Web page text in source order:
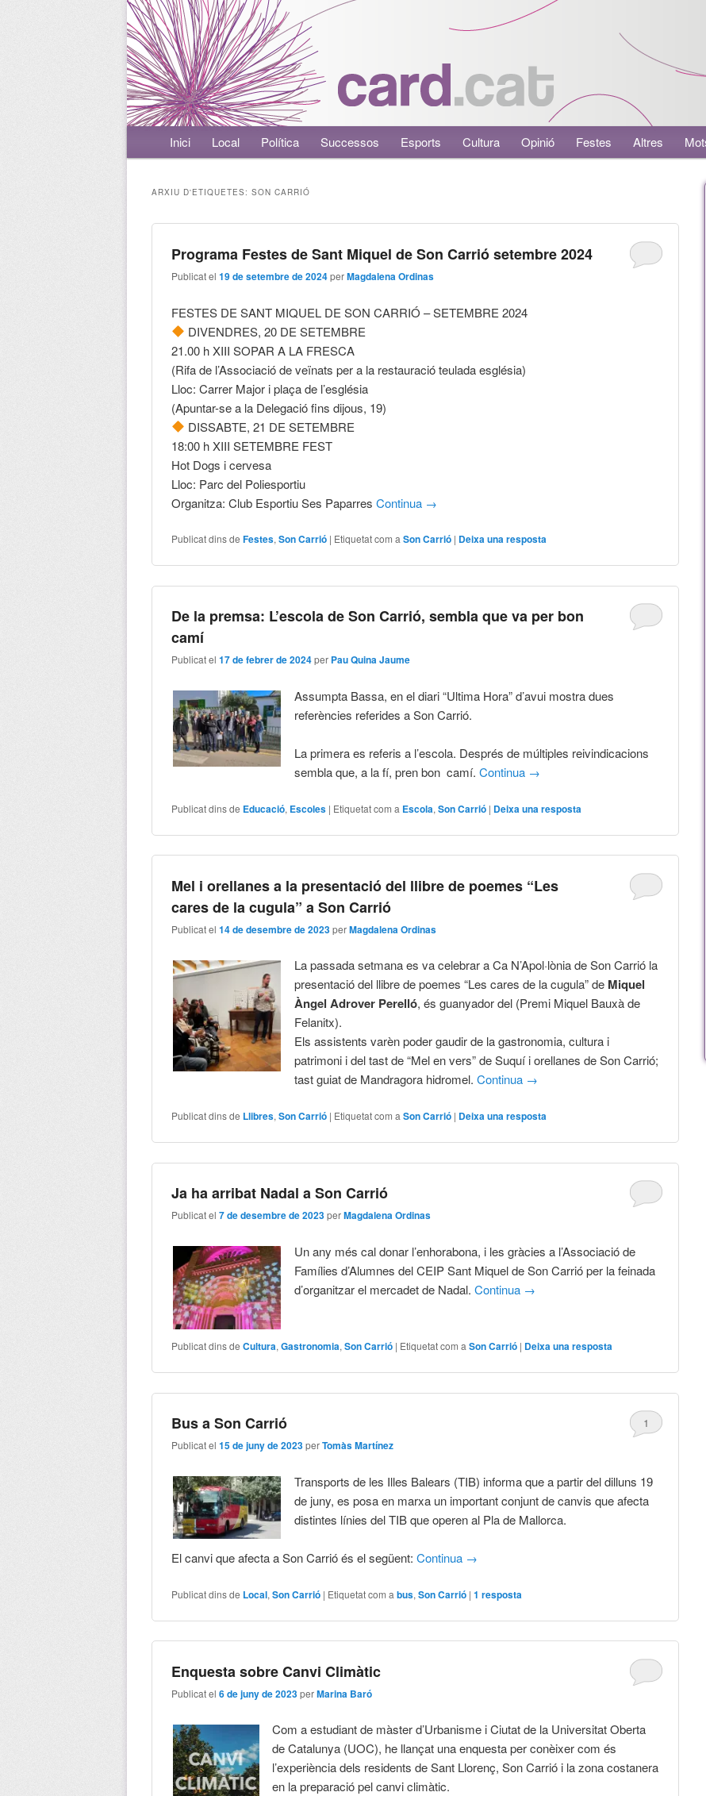
Menú principalAneu al contingut principal
Aneu al contingut secundari
Inici Local Política Successos Esports Cultura Opinió Festes Altres
ARXIU D'ETIQUETES: SON CARRIÓ
Programa Festes de Sant Miquel de Son Carrió setembre 2024
Publicat el19 de setembre de 2024perMagdalena Ordinas
FESTES DE SANT MIQUEL DE SON CARRIÓ – SETEMBRE 2024
DIVENDRES, 20 DE SETEMBRE
21.00 h XIII SOPAR A LA FRESCA
(Rifa de l’Associació de veïnats per a la restauració teulada església)
Lloc: Carrer Major i plaça de l’església
(Apuntar-se a la Delegació fins dijous, 19)
DISSABTE, 21 DE SETEMBRE
18:00 h XIII SETEMBRE FEST
Hot Dogs i cervesa
Lloc: Parc del Poliesportiu
Organitza: Club Esportiu Ses PaparresContinua →
Publicat dins de Festes,Son Carrió | Etiquetat com a Son Carrió | Deixa una resposta
De la premsa: L’escola de Son Carrió, sembla que va per bon
camí
Publicat el17 de febrer de 2024per Pau Quina Jaume
Assumpta Bassa, en el diari “Ultima Hora” d’avui mostra dues
referències referides a Son Carrió.
La primera es referis a l’escola. Després de múltiples reivindicacions
sembla que, a la fí, pren bon camí.Continua →
Publicat dins de Educació, Escoles | Etiquetat com a Escola,Son Carrió | Deixa una resposta
Mel i orellanes a la presentació del llibre de poemes “Les
cares de la cugula” a Son Carrió
Publicat el14 de desembre de 2023perMagdalena Ordinas
La passada setmana es va celebrar a Ca N’Apol·lònia de Son Carrió la
presentació del llibre de poemes “Les cares de la cugula” de Miquel
Àngel Adrover Perelló, és guanyador del (Premi Miquel Bauxà de
Felanitx).
Els assistents varèn poder gaudir de la gastronomia, cultura i
patrimoni i del tast de “Mel en vers” de Suquí i orellanes de Son Carrió;
tast guiat de Mandragora hidromel.Continua →
Publicat dins de Llibres,Son Carrió | Etiquetat com a Son Carrió | Deixa una resposta
Ja ha arribat Nadal a Son Carrió
Publicat el7 de desembre de 2023perMagdalena Ordinas
Un any més cal donar l’enhorabona, i les gràcies a l’Associació de
Famílies d’Alumnes del CEIP Sant Miquel de Son Carrió per la feinada
d’organitzar el mercadet de Nadal.Continua →
Publicat dins de Cultura,Gastronomia,Son Carrió | Etiquetat com a Son Carrió | Deixa una resposta
Bus a Son Carrió
Publicat el15 de juny de 2023perTomàs Martínez
1
Transports de les Illes Balears (TIB) informa que a partir del dilluns 19
de juny, es posa en marxa un important conjunt de canvis que afecta
distintes línies del TIB que operen al Pla de Mallorca.
El canvi que afecta a Son Carrió és el següent:Continua →
Publicat dins de Local,Son Carrió | Etiquetat com a bus,Son Carrió |1 resposta
Enquesta sobre Canvi Climàtic
Publicat el6 de juny de 2023perMarina Baró
Com a estudiant de màster d’Urbanisme i Ciutat de la Universitat Oberta
de Catalunya (UOC), he llançat una enquesta per conèixer com és
l’experiència dels residents de Sant Llorenç, SonCarrió i la zona costanera
en la preparació pel canvi climàtic.